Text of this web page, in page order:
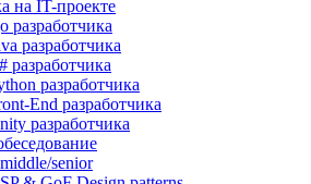
на IT-проекте
разработчика
разработчика
разработчика
разработчика
End разработчика
разработчика
senior